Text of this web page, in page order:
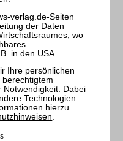
179, 115, Rn. 15-17;
15, BGHZ 213, 120 Rn.
der Heilbehandlung
geschädigt, haftet für
sondern die
1 GG i.V.m. § 839
2008 - VI ZR
9. März 2010 - VI ZR
29. November 2016 - VI
gilt für die
.